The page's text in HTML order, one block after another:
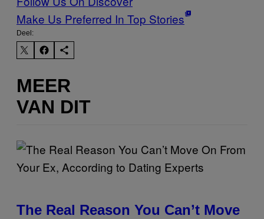
Make Us Preferred In Top Stories
Deel:
MEER
VAN DIT
The Real Reason You Can’t Move